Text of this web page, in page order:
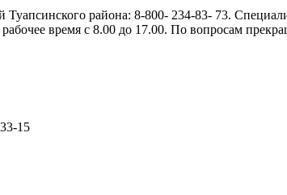
района: 8-800- 234-83- 73.
время с 8.00 до 17.00. По вопросам
15